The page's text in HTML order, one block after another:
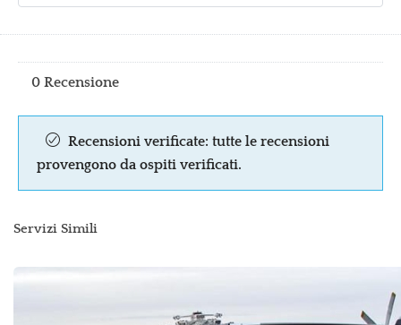
0 Recensione
Recensioni verificate: tutte le recensioni
provengono da ospiti verificati.
Servizi Simili